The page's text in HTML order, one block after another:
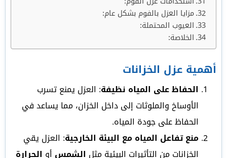
مزايا العزل بالفوم بشكل عام:
العيوب المحتملة:
الخلاصة:
أهمية عزل الخزانات
الحفاظ على المياه نظيفة: العزل يمنع تسرب
الأوساخ والملوثات إلى داخل الخزان، مما يساعد في
الحفاظ على جودة المياه.
منع تفاعل المياه مع البيئة الخارجية: العزل يقي
الخزانات من التأثيرات البيئية مثل الشمس أو الحرارة